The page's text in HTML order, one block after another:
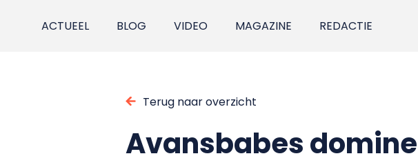
ACTUEEL BLOG VIDEO MAGAZINE REDACTIE
Terug naar overzicht
Avansbabes